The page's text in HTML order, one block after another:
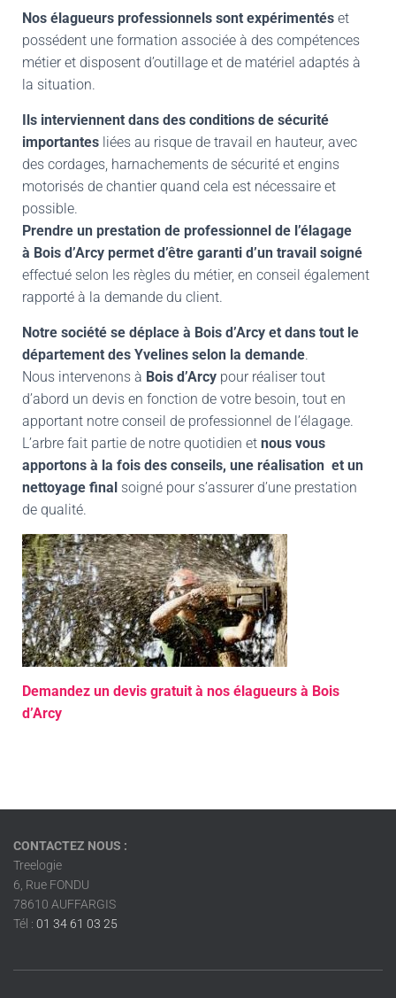
Nos élagueurs professionnels sont expérimentés et
possédent une formation associée à des compétences
métier et disposent d’outillage et de matériel adaptés à
la situation.
Ils interviennent dans des conditions de sécurité
importantes liées au risque de travail en hauteur, avec
des cordages, harnachements de sécurité et engins
motorisés de chantier quand cela est nécessaire et
possible.
Prendre un prestation de professionnel de l’élagage
à Bois d’Arcy permet d’être garanti d’un travail soigné
effectué selon les règles du métier, en conseil également
rapporté à la demande du client.
Notre société se déplace à Bois d’Arcy et dans tout le
département des Yvelines selon la demande.
Nous intervenons à Bois d’Arcy pour réaliser tout
d’abord un devis en fonction de votre besoin, tout en
apportant notre conseil de professionnel de l’élagage.
L’arbre fait partie de notre quotidien et nous vous
apportons à la fois des conseils, une réalisation et un
nettoyage final soigné pour s’assurer d’une prestation
de qualité.
Demandez un devis gratuit à nos élagueurs à Bois
d’Arcy
CONTACTEZ NOUS :
Treelogie
6, Rue FONDU
78610 AUFFARGIS
Tél : 01 34 61 03 25